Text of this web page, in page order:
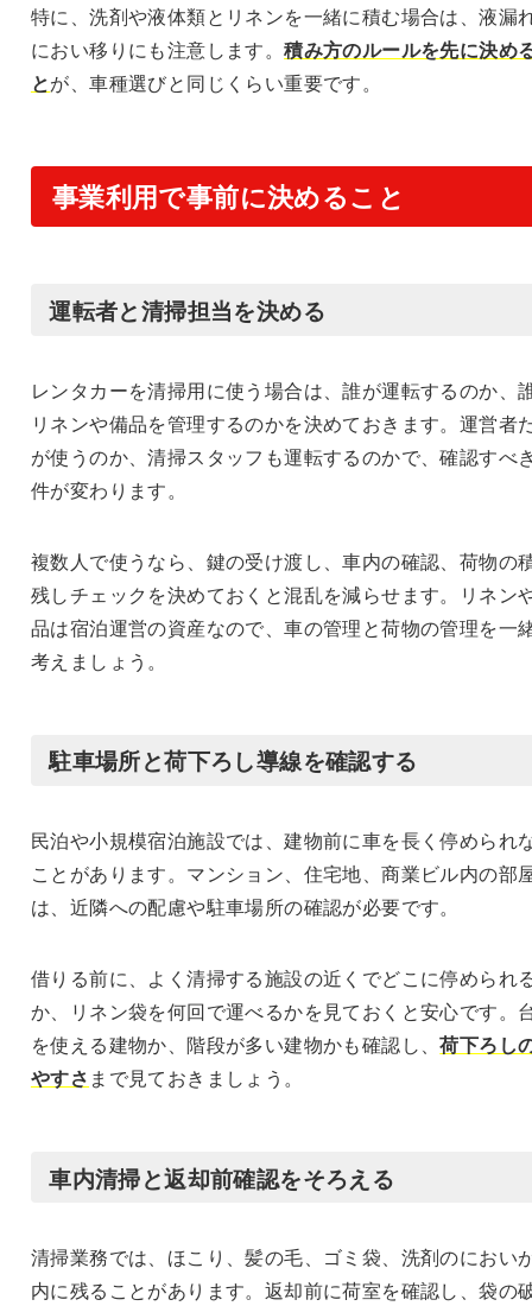
特に、洗剤や液体類とリネンを一緒に積む場合は、液漏
におい移りにも注意します。積み方のルールを先に決め
とが、車種選びと同じくらい重要です。
事業利用で事前に決めること
運転者と清掃担当を決める
レンタカーを清掃用に使う場合は、誰が運転するのか、
リネンや備品を管理するのかを決めておきます。運営者
が使うのか、清掃スタッフも運転するのかで、確認すべ
件が変わります。
複数人で使うなら、鍵の受け渡し、車内の確認、荷物の
残しチェックを決めておくと混乱を減らせます。リネン
品は宿泊運営の資産なので、車の管理と荷物の管理を一
考えましょう。
駐車場所と荷下ろし導線を確認する
民泊や小規模宿泊施設では、建物前に車を長く停められ
ことがあります。マンション、住宅地、商業ビル内の部
は、近隣への配慮や駐車場所の確認が必要です。
借りる前に、よく清掃する施設の近くでどこに停められ
か、リネン袋を何回で運べるかを見ておくと安心です。
を使える建物か、階段が多い建物かも確認し、荷下ろし
やすさ まで見ておきましょう。
車内清掃と返却前確認をそろえる
清掃業務では、ほこり、髪の毛、ゴミ袋、洗剤のにおい
内に残ることがあります。返却前に荷室を確認し、袋の